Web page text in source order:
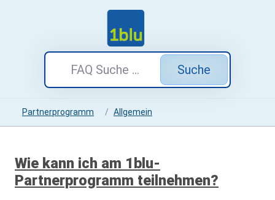
Suche
Partnerprogramm Allgemein
Wie kann ich am 1blu-
Partnerprogramm teilnehmen?